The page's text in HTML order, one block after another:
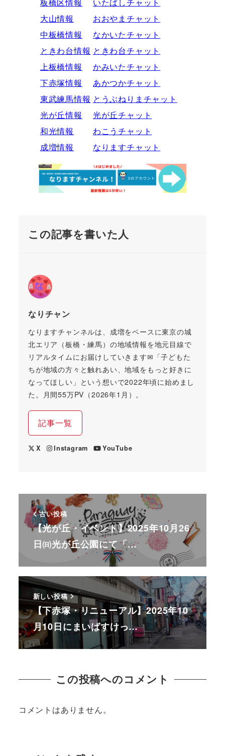
板橋区情報
いたばしチャット
大山情報
おおやまチャット
中板橋情報
なかいたチャット
ときわ台情報 ときわ台チャット
上板橋情報
かみいたチャット
下赤塚情報
あかつかチャット
東武練馬情報 とうぶねりまチャット
光が丘情報
光が丘チャット
和光情報
わこうチャット
成増情報
なりますチャット
この記事を書いた人
なりチャン
なりますチャンネルは、成増をベースに東京の城
北エリア（板橋・練馬）の地域情報を地元目線で
リアルタイムにお届けしていきます✉「子どもた
ちが地域の方々と触れあい、地域をもっと好きに
なってほしい」という想いで2022年頃に始めまし
た。月間55万PV（2026年1月）。
記事一覧
X Instagram YouTube
古い投稿
【光が丘・イベント】2025年10月26
日㈰光が丘公園にて「…
新しい投稿
【下赤塚・リニューアル】2025年10
月10日にまいばすけっ…
この投稿へのコメント
コメントはありません。